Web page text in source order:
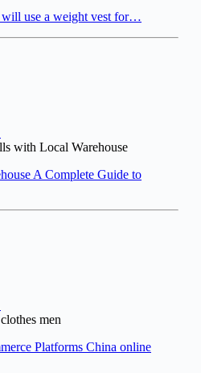
will use a weight vest for…
with Local Warehouse
A Complete Guide to
men
Platforms China online